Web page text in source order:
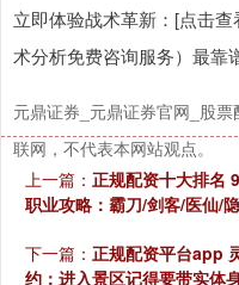
立即体验战术革新：[点击
术分析免费咨询服务）最靠
元鼎证券_元鼎证券官网_股
联网，不代表本网站观点。
上一篇： 正规配资十大排名
职业攻略：霸刀/剑客/医仙/
下一篇： 正规配资平台app
约：进入景区记得要带实体